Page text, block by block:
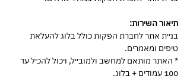
תיאור השירות:
בניית אתר לחברת הפקות כולל בלוג להעלאת
טיפים ומאמרים.
* האתר מותאם למחשב ולמובייל, ויכול להכיל עד
100 עמודים + בלוג.